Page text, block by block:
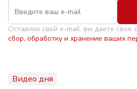
Оставляя свой e-mail, вы даете свое
сбор, обработку и хранение ваших
Видео дня